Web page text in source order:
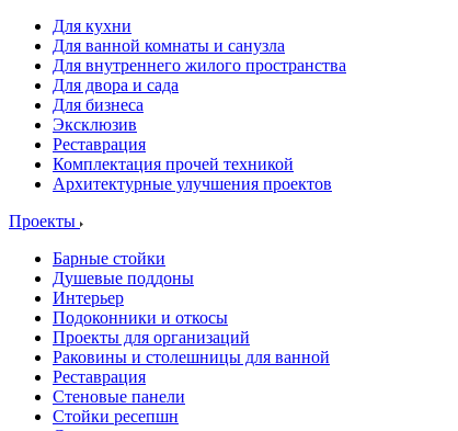
Для кухни
Для ванной комнаты и санузла
Для внутреннего жилого пространства
Для двора и сада
Для бизнеса
Эксклюзив
Реставрация
Комплектация прочей техникой
Архитектурные улучшения проектов
Проекты
Барные стойки
Душевые поддоны
Интерьер
Подоконники и откосы
Проекты для организаций
Раковины и столешницы для ванной
Реставрация
Стеновые панели
Стойки ресепшн